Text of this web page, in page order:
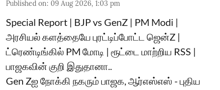
Published on: 09 Aug 2026, 1:03 pm
Special Report | BJP vs GenZ | PM Modi |
அரசியல் களத்தையே புரட்டிப்போட்ட ஜென்Z |
ட்ரெண்டிங்கில் PM மோடி | ரூட்டை மாற்றிய RSS |
பாஜகவின் குறி இதுதானா..
Gen Zஐ நோக்கி நகரும் பாஜக, ஆர்எஸ்எஸ் - புதிய